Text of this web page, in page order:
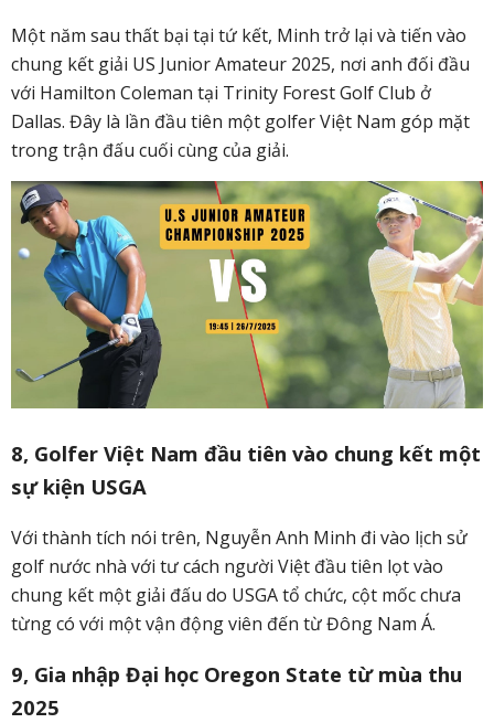
Một năm sau thất bại tại tứ kết, Minh trở lại và tiến vào
chung kết giải US Junior Amateur 2025, nơi anh đối đầu
với Hamilton Coleman tại Trinity Forest Golf Club ở
Dallas. Đây là lần đầu tiên một golfer Việt Nam góp mặt
trong trận đấu cuối cùng của giải.
8, Golfer Việt Nam đầu tiên vào chung kết một
sự kiện USGA
Với thành tích nói trên, Nguyễn Anh Minh đi vào lịch sử
golf nước nhà với tư cách người Việt đầu tiên lọt vào
chung kết một giải đấu do USGA tổ chức, cột mốc chưa
từng có với một vận động viên đến từ Đông Nam Á.
9, Gia nhập Đại học Oregon State từ mùa thu
2025